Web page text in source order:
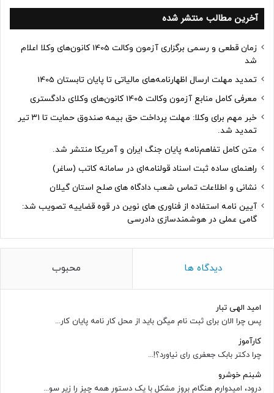
آخرین مطالب منتشر شده
زمان قطعی و رسمی برگزاری آزمون وکالت 1405 کانون‌های وکلا اعلام
شد
تمدید مهلت ارسال اظهارنامه‌های مالیاتی تا پایان تابستان 1405
معرفی کامل منابع آزمون وکالت 1405 کانون‌های وکلای دادگستری
خبر مهم برای وکلا: مهلت پرداخت حق بیمه صندوق حمایت تا ۳۱ تیر
تمدید شد.
متن کامل تفاهم‌نامه پایان جنگ ایران و آمریکا منتشر شد.
راهنمای ساده ثبت اسناد قولنامه‌ای در سامانه کاتب (ساغر)
نشانی و اطلاعات تماس شعب دادگاه های صلح استان گیلان
آیین نامه استفاده از فناوری های نوین در قوه قضاییه تصویب شد:
گامی عملی در هوشمندسازی دادرسی
دیدگاه ها محبوب
امید الهی تبار
پس چرا الان برای ثبت نام میگن باید از محل کار نامه پایان کار...
کارآموز
چرا دکتر بابک جعفری رای نیاورد؟!...
شبنم خوشرو
درود، امیدوارم هنگام بروز مشکل با یک دستور همه چیز را زیر سو...